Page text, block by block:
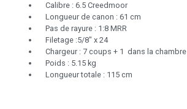
Calibre : 6.5 Creedmoor
Longueur de canon : 61 cm
Pas de rayure : 1:8 MRR
Filetage :5/8" x 24
Chargeur : 7 coups + 1 dans la chambre
Poids : 5.15 kg
Longueur totale : 115 cm